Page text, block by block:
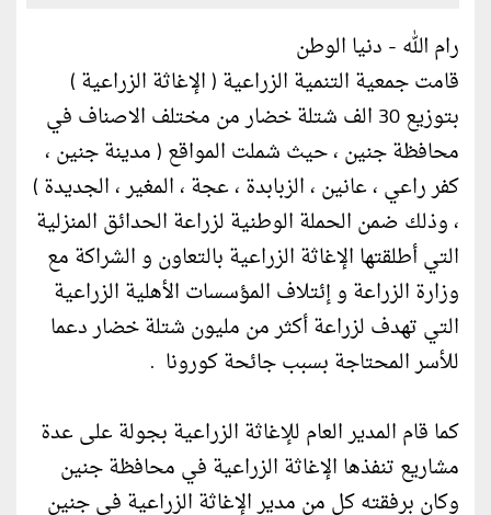
رام الله - دنيا الوطن
قامت جمعية التنمية الزراعية ( الإغاثة الزراعية )
بتوزيع 30 الف شتلة خضار من مختلف الاصناف في
محافظة جنين ، حيث شملت المواقع ( مدينة جنين ،
كفر راعي ، عانين ، الزبابدة ، عجة ، المغير ، الجديدة )
، وذلك ضمن الحملة الوطنية لزراعة الحدائق المنزلية
التي أطلقتها الإغاثة الزراعية بالتعاون و الشراكة مع
وزارة الزراعة و إئتلاف المؤسسات الأهلية الزراعية
التي تهدف لزراعة أكثر من مليون شتلة خضار دعما
للأسر المحتاجة بسبب جائحة كورونا .
كما قام المدير العام للإغاثة الزراعية بجولة على عدة
مشاريع تنفذها الإغاثة الزراعية في محافظة جنين
وكان برفقته كل من مدير الإغاثة الزراعية في جنين